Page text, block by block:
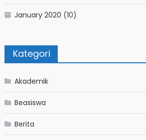
January 2020 (10)
Kategori
Akademik
Beasiswa
Berita